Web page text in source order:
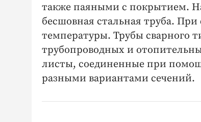
также паяными с покрытием.
бесшовная стальная труба.
температуры. Трубы сварного
трубопроводных и
листы, соединенные при
разными вариантами сечений.